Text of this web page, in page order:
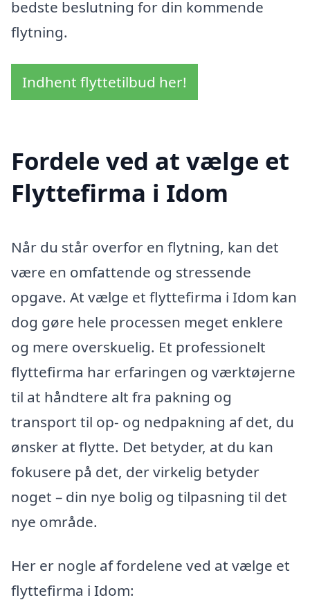
bedste beslutning for din kommende
flytning.
Indhent flyttetilbud her!
Fordele ved at vælge et
Flyttefirma i Idom
Når du står overfor en flytning, kan det
være en omfattende og stressende
opgave. At vælge et flyttefirma i Idom kan
dog gøre hele processen meget enklere
og mere overskuelig. Et professionelt
flyttefirma har erfaringen og værktøjerne
til at håndtere alt fra pakning og
transport til op- og nedpakning af det, du
ønsker at flytte. Det betyder, at du kan
fokusere på det, der virkelig betyder
noget – din nye bolig og tilpasning til det
nye område.
Her er nogle af fordelene ved at vælge et
flyttefirma i Idom: